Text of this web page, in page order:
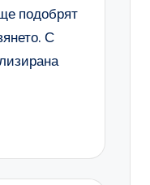
подобрят
С